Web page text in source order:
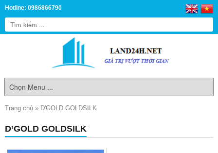
Hotline: 0986866790
Trang chủ » D'GOLD GOLDSILK
D’GOLD GOLDSILK